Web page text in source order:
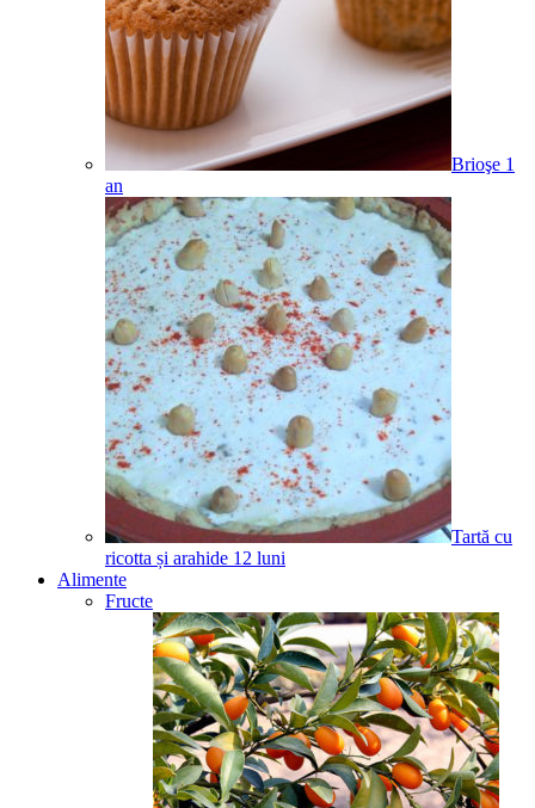
Brioşe 1
an
Tartă cu
ricotta și arahide 12 luni
Alimente
Fructe